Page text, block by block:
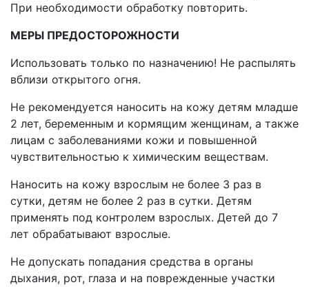
При необходимости обработку повторить.
МЕРЫ ПРЕДОСТОРОЖНОСТИ
Использовать только по назначению! Не распылять
вблизи открытого огня.
Не рекомендуется наносить на кожу детям младше
2 лет, беременным и кормящим женщинам, а также
лицам с заболеваниями кожи и повышенной
чувствительностью к химическим веществам.
Наносить на кожу взрослым не более 3 раз в
сутки, детям не более 2 раз в сутки. Детям
применять под контролем взрослых. Детей до 7
лет обрабатывают взрослые.
Не допускать попадания средства в органы
дыхания, рот, глаза и на поврежденные участки